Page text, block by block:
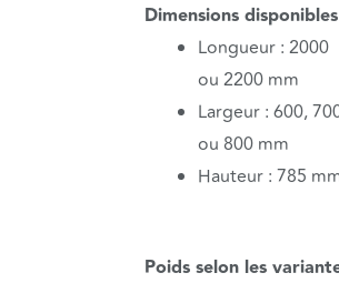
Dimensions
Longueur : 2000
ou 2200 mm
Largeur : 600,
ou 800 mm
Hauteur : 785
Poids selon les